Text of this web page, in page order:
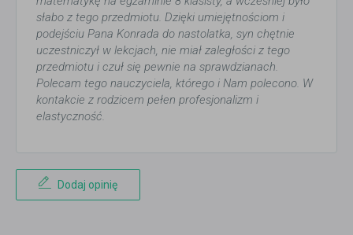
słabo z tego przedmiotu. Dzięki umiejętnościom i
podejściu Pana Konrada do nastolatka, syn chętnie
uczestniczył w lekcjach, nie miał zaległości z tego
przedmiotu i czuł się pewnie na sprawdzianach.
Polecam tego nauczyciela, którego i Nam polecono. W
kontakcie z rodzicem pełen profesjonalizm i
elastyczność.
Dodaj opinię